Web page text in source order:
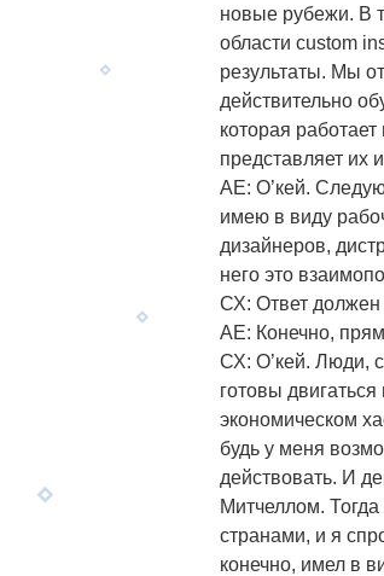
новые рубежи. В
области custom
результаты. Мы
действительно
которая
представляет их
АЕ: О’кей.
имею в виду
дизайнеров,
него это
СХ: Ответ
АЕ: Конечно,
СХ: О’кей. Люди,
готовы
экономическом
будь у меня
действовать. И
Митчеллом.
странами, и я
конечно, имел в